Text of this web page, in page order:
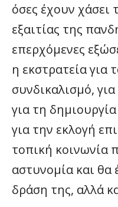
όσες έχουν χάσει
εξαιτίας της
επερχόμενες
η εκστρατεία για
συνδικαλισμό,
για τη
για την εκλογή
τοπική κοινωνία
αστυνομία και
δράση της, αλλά